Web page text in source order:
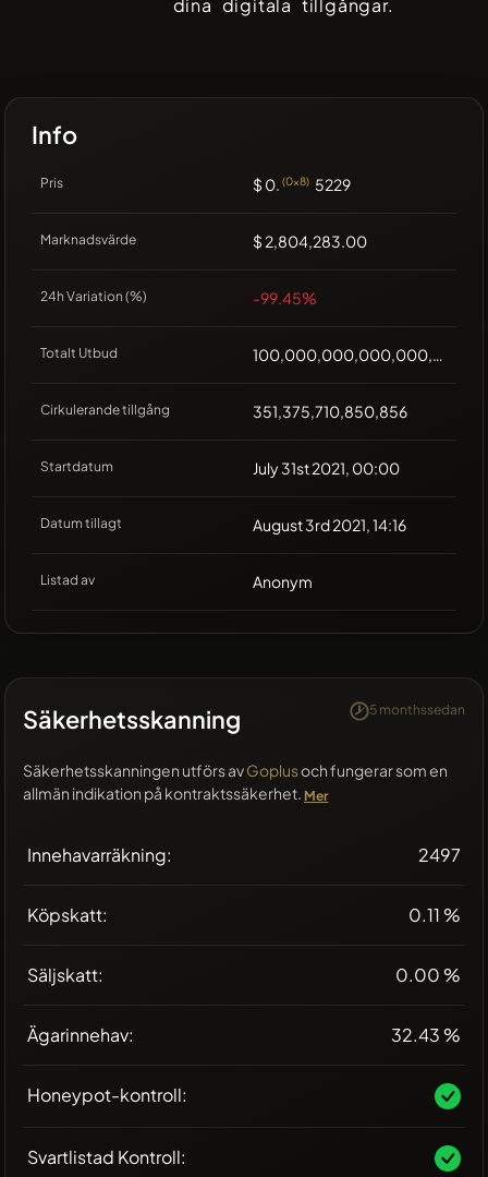
dina digitala tillgångar.
Info
Pris $ 0. (0x8) 5229
Marknadsvärde $ 2,804,283.00
24h Variation (%) -99.45%
Totalt Utbud 100,000,000,000,000,000
Cirkulerande tillgång 351,375,710,850,856
Startdatum July 31st 2021, 00:00
Datum tillagt August 3rd 2021, 14:16
Listad av Anonym
Säkerhetsskanning 5 monthssedan
Säkerhetsskanningen utförs avGoplusoch fungerar som en
allmän indikation på kontraktssäkerhet. Mer
Innehavarräkning: 2497
Köpskatt: 0.11 %
Säljskatt: 0.00 %
Ägarinnehav: 32.43 %
Honeypot-kontroll:
Svartlistad Kontroll: